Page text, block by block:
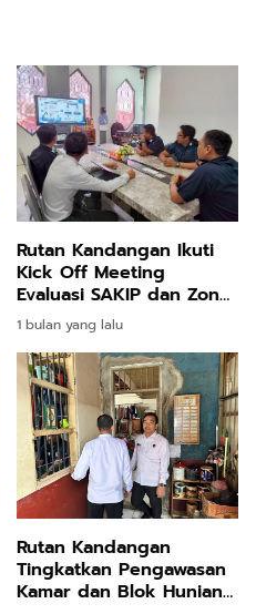
Rutan Kandangan Ikuti
Kick Off Meeting
Evaluasi SAKIP dan Zona
Integritas (ZI) Tahun
2026 Secara Daring
1 bulan yang lalu
Rutan Kandangan
Tingkatkan Pengawasan
Kamar dan Blok Hunian